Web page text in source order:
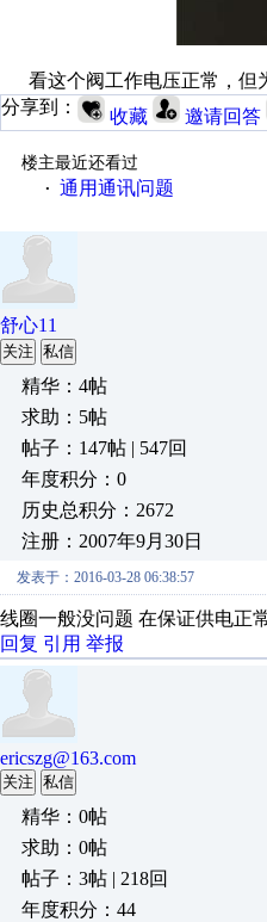
看这个阀工作电压正常，但
分享到：
收藏 邀请回答
楼主最近还看过
· 通用通讯问题
舒心11
关注 私信
精华：4帖
求助：5帖
帖子：147帖 | 547回
年度积分：0
历史总积分：2672
注册：2007年9月30日
发表于：2016-03-28 06:38:57
线圈一般没问题 在保证供电正
回复 引用 举报
ericszg@163.com
关注 私信
精华：0帖
求助：0帖
帖子：3帖 | 218回
年度积分：44